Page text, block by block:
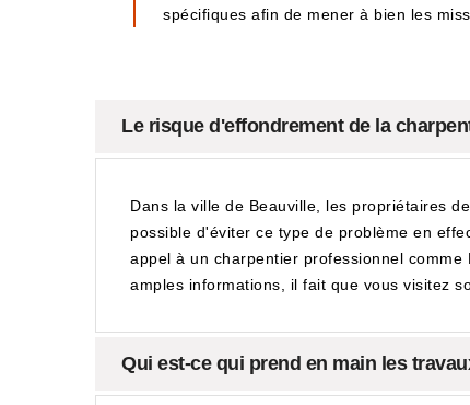
spécifiques afin de mener à bien les
Le risque d'effondrement de la
Dans la ville de Beauville, les propriétaires
possible d'éviter ce type de problème en
appel à un charpentier professionnel
amples informations, il fait que vous visitez
Qui est-ce qui prend en main les